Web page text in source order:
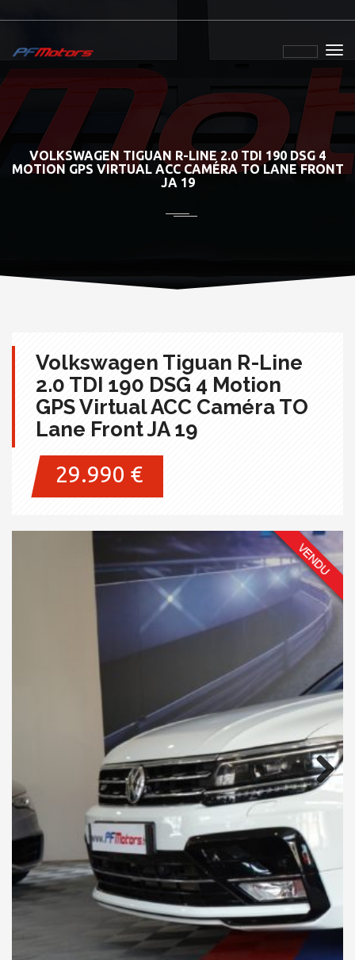
VOLKSWAGEN TIGUAN R-LINE 2.0 TDI 190 DSG 4
MOTION GPS VIRTUAL ACC CAMÉRA TO LANE FRONT
JA 19
Volkswagen Tiguan R-Line
2.0 TDI 190 DSG 4 Motion
GPS Virtual ACC Caméra TO
Lane Front JA 19
29.990 €
Next